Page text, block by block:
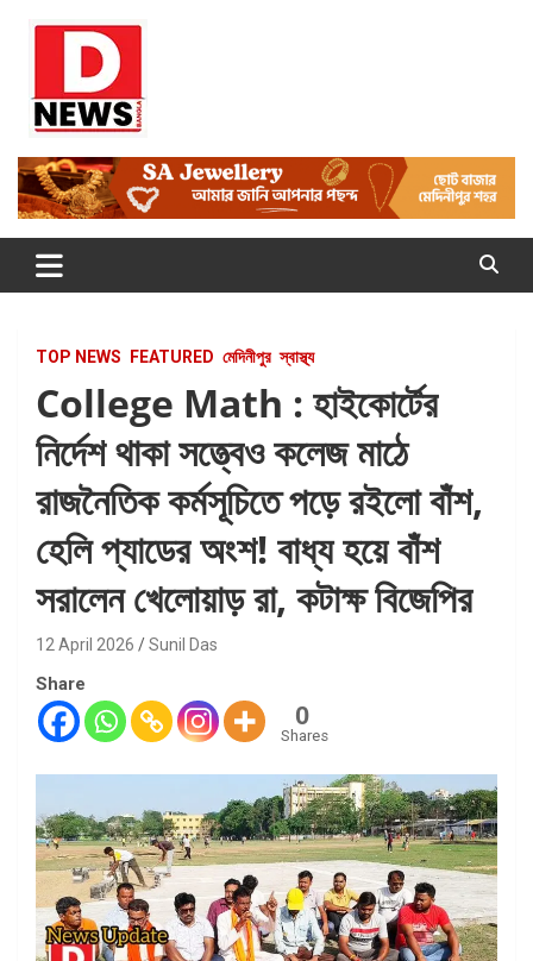
Dnews
#Medinipur24X7News
TOP NEWS FEATURED মেদিনীপুর স্বাস্থ্য
College Math : হাইকোর্টের
নির্দেশ থাকা সত্ত্বেও কলেজ মাঠে
রাজনৈতিক কর্মসূচিতে পড়ে রইলো বাঁশ,
হেলি প্যাডের অংশ! বাধ্য হয়ে বাঁশ
সরালেন খেলোয়াড় রা, কটাক্ষ বিজেপির
12 April 2026 Sunil Das
Share
0
Shares